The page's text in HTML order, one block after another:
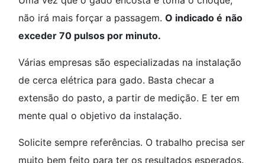
não irá mais forçar a passagem. O indicado é não
exceder 70 pulsos por minuto.
Várias empresas são especializadas na instalação
de cerca elétrica para gado. Basta checar a
extensão do pasto, a partir de medição. E ter em
mente qual o objetivo da instalação.
Solicite sempre referências. O trabalho precisa ser
muito bem feito para ter os resultados esperados.